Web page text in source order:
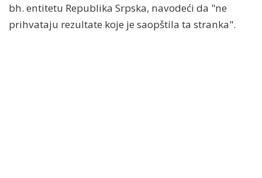
bh. entitetu Republika Srpska, navodeći da "ne
prihvataju rezultate koje je saopštila ta stranka".